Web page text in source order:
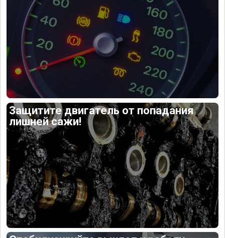
Защитите двигатель от попадания
лишней сажи!